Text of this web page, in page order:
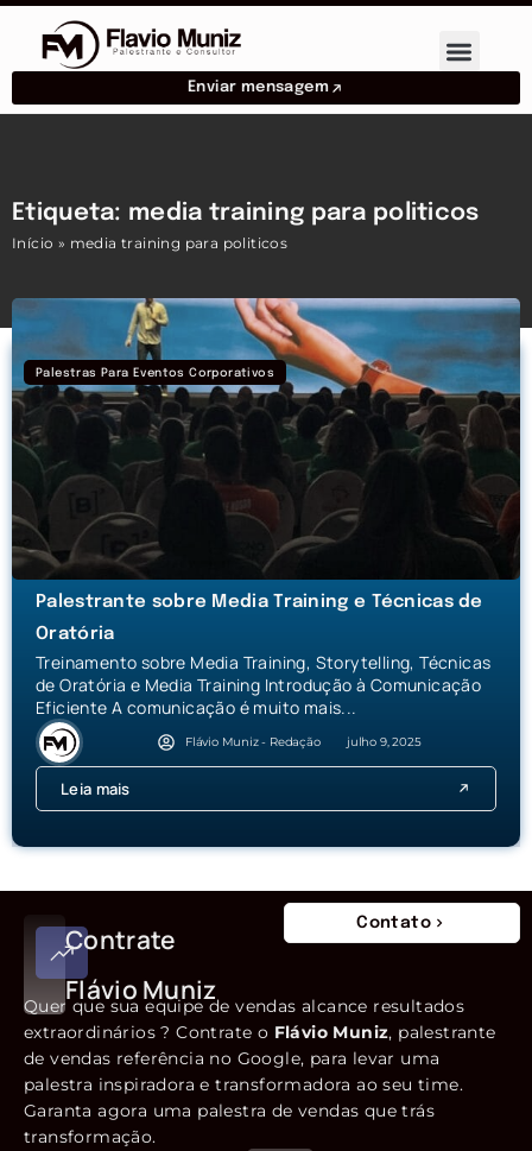
Enviar mensagem
Etiqueta: media training para politicos
Início » media training para politicos
Palestras Para Eventos Corporativos
Palestrante sobre Media Training e Técnicas de
Oratória
Treinamento sobre Media Training, Storytelling, Técnicas
de Oratória e Media Training Introdução à Comunicação
Eficiente A comunicação é muito mais...
Flávio Muniz - Redação julho 9, 2025
Leia mais
Contrate
Flávio Muniz
Contato
Quer que sua equipe de vendas alcance resultados
extraordinários ? Contrate o Flávio Muniz, palestrante
de vendas referência no Google, para levar uma
palestra inspiradora e transformadora ao seu time.
Garanta agora uma palestra de vendas que trás
transformação.